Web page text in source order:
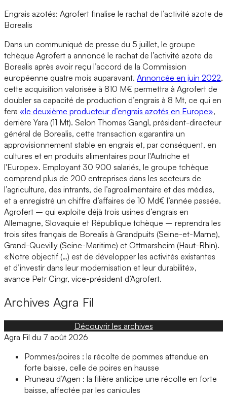
Engrais azotés: Agrofert finalise le rachat de l’activité azote de
Borealis
Dans un communiqué de presse du 5 juillet, le groupe
tchèque Agrofert a annoncé le rachat de l’activité azote de
Borealis après avoir reçu l’accord de la Commission
européenne quatre mois auparavant. Annoncée en juin 2022,
cette acquisition valorisée à 810 M€ permettra à Agrofert de
doubler sa capacité de production d’engrais à 8 Mt, ce qui en
fera «le deuxième producteur d’engrais azotés en Europe»,
derrière Yara (11 Mt). Selon Thomas Gangl, président-directeur
général de Borealis, cette transaction «garantira un
approvisionnement stable en engrais et, par conséquent, en
cultures et en produits alimentaires pour l'Autriche et
l'Europe». Employant 30 900 salariés, le groupe tchèque
comprend plus de 200 entreprises dans les secteurs de
l’agriculture, des intrants, de l’agroalimentaire et des médias,
et a enregistré un chiffre d’affaires de 10 Md€ l’année passée.
Agrofert – qui exploite déjà trois usines d’engrais en
Allemagne, Slovaquie et République tchèque – reprendra les
trois sites français de Borealis à Grandpuits (Seine-et-Marne),
Grand-Quevilly (Seine-Maritime) et Ottmarsheim (Haut-Rhin).
«Notre objectif (…) est de développer les activités existantes
et d’investir dans leur modernisation et leur durabilité»,
avance Petr Cingr, vice-président d’Agrofert.
Archives Agra Fil
Découvrir les archives
Agra Fil du 7 août 2026
Pommes/poires : la récolte de pommes attendue en
forte baisse, celle de poires en hausse
Pruneau d’Agen : la filière anticipe une récolte en forte
baisse, affectée par les canicules